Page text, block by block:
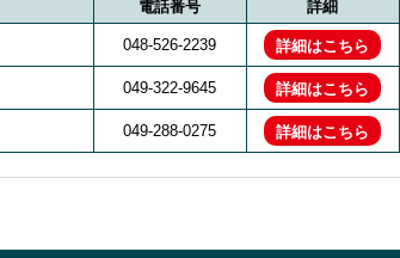
電話番号 詳細
048-526-2239 詳細はこちら
049-322-9645 詳細はこちら
049-288-0275 詳細はこちら